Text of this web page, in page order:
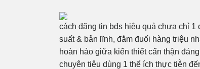
cách đăng tin bđs hiệu quả chưa chỉ
suất & bản lĩnh, đắm đuối hàng triệu
hoàn hảo giữa kiến thiết cẩn thận
chuyên tiêu dùng 1 thể ích thực tiễn